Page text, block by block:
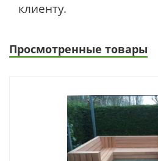
клиенту.
Просмотренные товары